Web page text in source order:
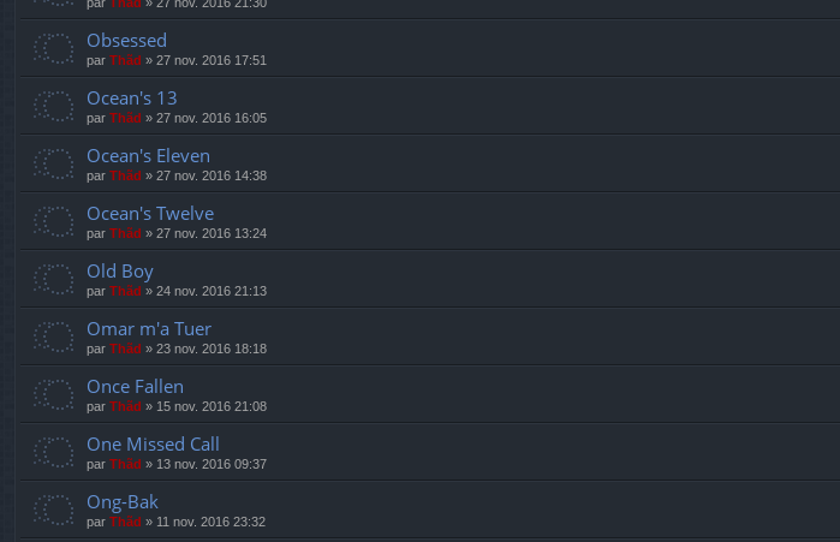
Obsessed
par Thãd » 27 nov. 2016 17:51
Ocean's 13
par Thãd » 27 nov. 2016 16:05
Ocean's Eleven
par Thãd » 27 nov. 2016 14:38
Ocean's Twelve
par Thãd » 27 nov. 2016 13:24
Old Boy
par Thãd » 24 nov. 2016 21:13
Omar m'a Tuer
par Thãd » 23 nov. 2016 18:18
Once Fallen
par Thãd » 15 nov. 2016 21:08
One Missed Call
par Thãd » 13 nov. 2016 09:37
Ong-Bak
par Thãd » 11 nov. 2016 23:32